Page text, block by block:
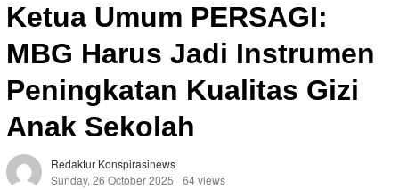
Ketua Umum PERSAGI:
MBG Harus Jadi Instrumen
Peningkatan Kualitas Gizi
Anak Sekolah
Redaktur Konspirasinews
Sunday, 26 October 2025
64 views